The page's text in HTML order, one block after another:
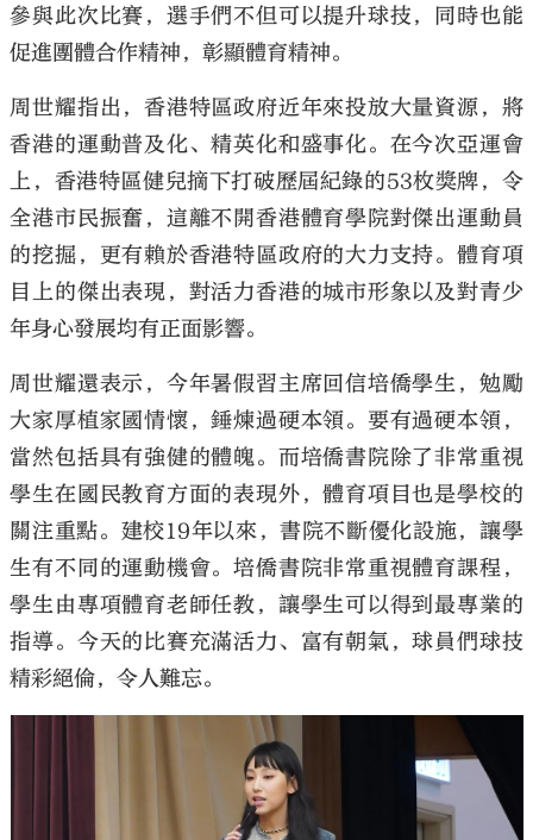
參與此次比賽，選手們不但可以提升球技，同時也能
促進團體合作精神，彰顯體育精神。
周世耀指出，香港特區政府近年來投放大量資源，將
香港的運動普及化、精英化和盛事化。在今次亞運會
上，香港特區健兒摘下打破歷屆紀錄的53枚獎牌，令
全港市民振奮，這離不開香港體育學院對傑出運動員
的挖掘，更有賴於香港特區政府的大力支持。體育項
目上的傑出表現，對活力香港的城市形象以及對青少
年身心發展均有正面影響。
周世耀還表示，今年暑假習主席回信培僑學生，勉勵
大家厚植家國情懷，錘煉過硬本領。要有過硬本領，
當然包括具有強健的體魄。而培僑書院除了非常重視
學生在國民教育方面的表現外，體育項目也是學校的
關注重點。建校19年以來，書院不斷優化設施，讓學
生有不同的運動機會。培僑書院非常重視體育課程，
學生由專項體育老師任教，讓學生可以得到最專業的
指導。今天的比賽充滿活力、富有朝氣，球員們球技
精彩絕倫，令人難忘。